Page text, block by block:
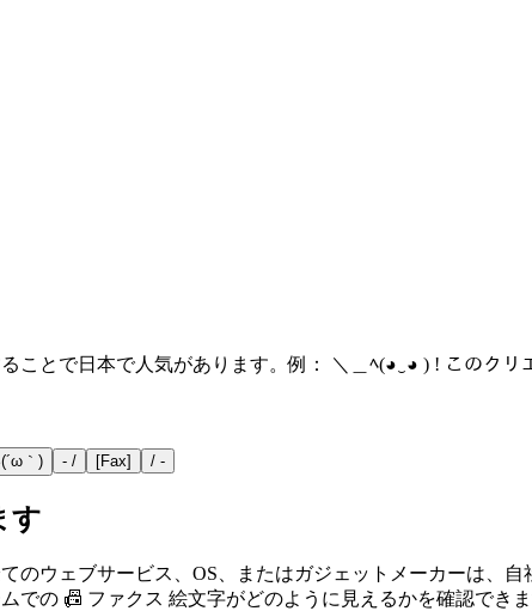
ことで日本で人気があります。例： ＼＿ﾍ(◕‿◕ ) ! このク
｀) - / [Fax] / -
す
のウェブサービス、OS、またはガジェットメーカーは、
の 📠 ファクス 絵文字がどのように見えるかを確認できま